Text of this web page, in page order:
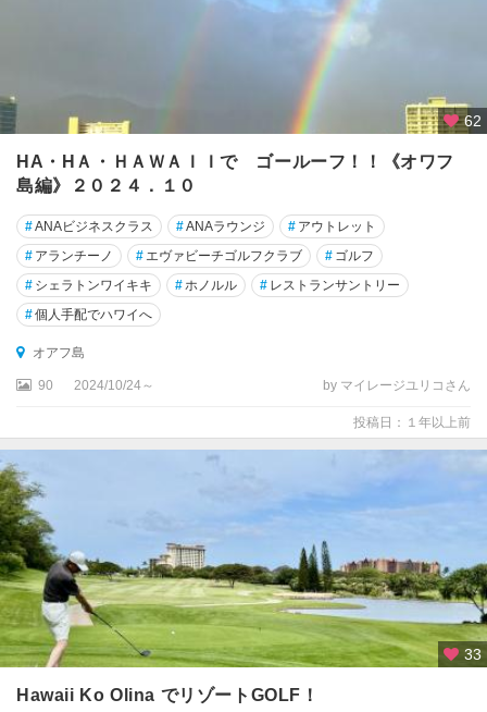
ベ
イ
周
辺
ハ
レ
ア
カ
ラ
立
公
辺
ハ
ワ
イ
島
ハ
ワ
イ
山
62
HA・HＡ・ＨＡＷＡＩＩで ゴールーフ！！《オワフ
島編》２０２４．１０
#ANAビジネスクラス #ANAラウンジ # アウトレット
# アランチーノ # エヴァビーチゴルフクラブ # ゴルフ
# シェラトンワイキキ #ホノルル # レストランサントリー
#個人手配でハワイへ
オアフ島
90 2024/10/24～ by マイレージユリコさん
投稿日：１年以上前
33
Hawaii Ko Olina でリゾートGOLF！